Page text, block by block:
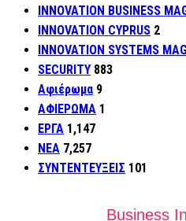
INNOVATION BUSINESS
INNOVATION CYPRUS 2
INNOVATION SYSTEMS
SECURITY 883
Αφιέρωμα 9
ΑΦΙΕΡΩΜΑ 1
ΕΡΓΑ 1,147
ΝΕΑ 7,257
ΣΥΝΤΕΝΤΕΥΞΕΙΣ 101
Business